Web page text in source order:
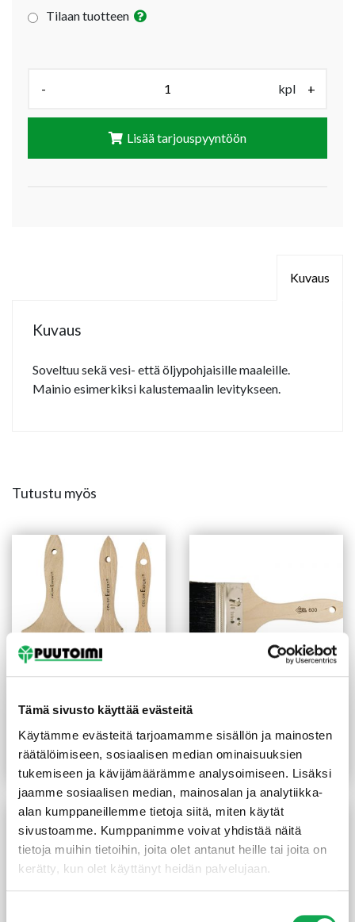
Tämä sivusto käyttää evästeitä
Käytämme evästeitä tarjoamamme sisällön ja mainosten
räätälöimiseen, sosiaalisen median ominaisuuksien
tukemiseen ja kävijämäärämme analysoimiseen. Lisäksi
jaamme sosiaalisen median, mainosalan ja analytiikka-
alan kumppaneillemme tietoja siitä, miten käytät
sivustoamme. Kumppanimme voivat yhdistää näitä
tietoja muihin tietoihin, joita olet antanut heille tai joita on
kerätty, kun olet käyttänyt heidän palvelujaan.
Tilaan tuotteen
- kpl +
Lisää tarjouspyyntöön
Kuvaus
Kuvaus
Soveltuu sekä vesi- että öljypohjaisille maaleille.
Mainio esimerkiksi kalustemaalin levitykseen.
Tutustu myös
Sivellin tasoittaja
2,80€/kpl
Lue lisää
6,40€/kpl
Lue lisää